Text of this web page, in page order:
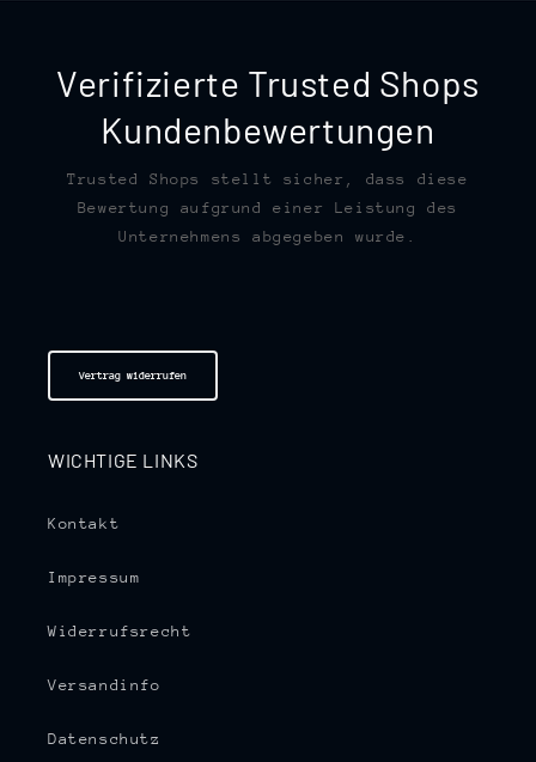
Verifizierte Trusted Shops
Kundenbewertungen
Trusted Shops stellt sicher, dass diese
Bewertung aufgrund einer Leistung des
Unternehmens abgegeben wurde.
Vertrag widerrufen
WICHTIGE LINKS
Kontakt
Impressum
Widerrufsrecht
Versandinfo
Datenschutz